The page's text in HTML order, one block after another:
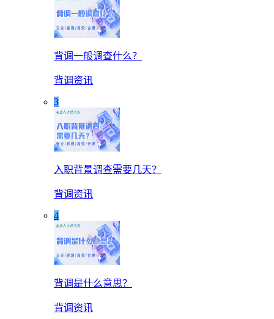
背调一般调查什么？
背调资讯
3
入职背景调查需要几天？
背调资讯
4
背调是什么意思？
背调资讯